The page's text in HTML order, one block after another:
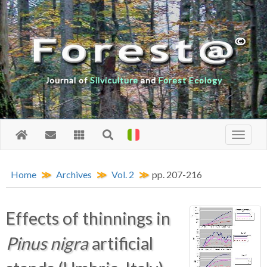
Journal ofSilvicultureandForest Ecology
Home Archives Vol. 2 pp. 207-216
Effects of thinnings in
Pinus nigraartificial